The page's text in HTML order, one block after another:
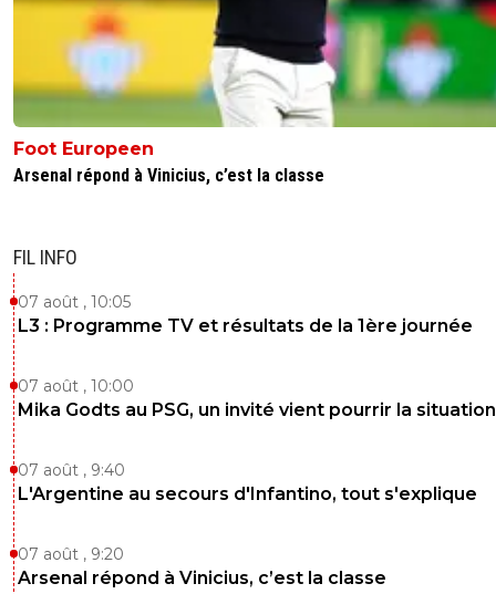
Foot Europeen
Arsenal répond à Vinicius, c’est la classe
FIL INFO
07 août , 10:05
L3 : Programme TV et résultats de la 1ère journée
07 août , 10:00
Mika Godts au PSG, un invité vient pourrir la situation
07 août , 9:40
L'Argentine au secours d'Infantino, tout s'explique
07 août , 9:20
Arsenal répond à Vinicius, c’est la classe